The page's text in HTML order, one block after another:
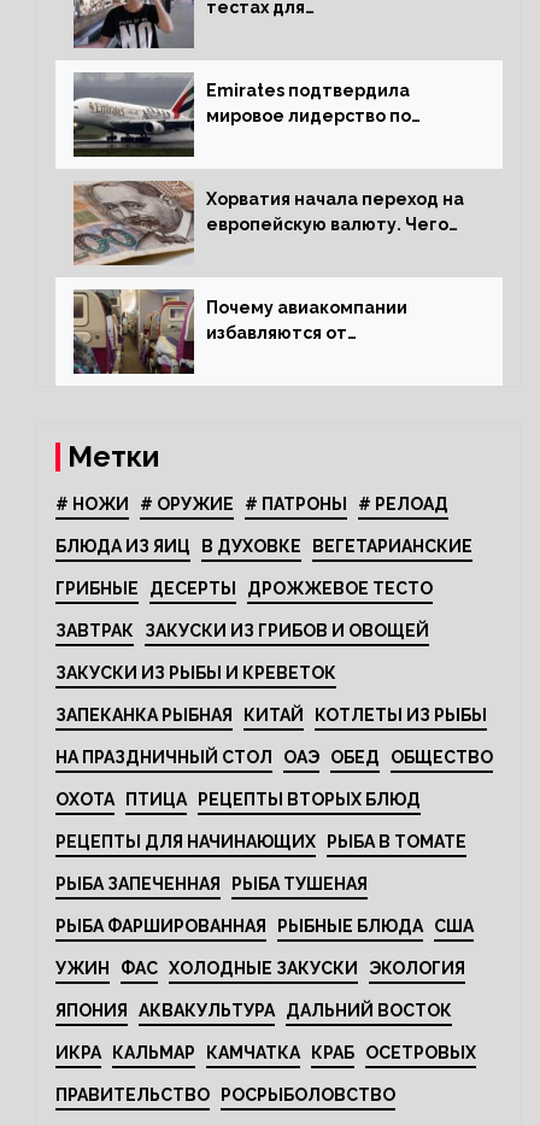
тестах для
Emirates подтвердила
мировое лидерство по
Хорватия начала переход на
европейскую валюту. Чего
Почему авиакомпании
избавляются от
Метки
# НОЖИ # ОРУЖИЕ # ПАТРОНЫ # РЕЛОАД
БЛЮДА ИЗ ЯИЦ В ДУХОВКЕ ВЕГЕТАРИАНСКИЕ
ГРИБНЫЕ ДЕСЕРТЫ ДРОЖЖЕВОЕ ТЕСТО
ЗАВТРАК ЗАКУСКИ ИЗ ГРИБОВ И ОВОЩЕЙ
ЗАКУСКИ ИЗ РЫБЫ И КРЕВЕТОК
ЗАПЕКАНКА РЫБНАЯ КИТАЙ КОТЛЕТЫ ИЗ РЫБЫ
НА ПРАЗДНИЧНЫЙ СТОЛ ОАЭ ОБЕД ОБЩЕСТВО
ОХОТА ПТИЦА РЕЦЕПТЫ ВТОРЫХ БЛЮД
РЕЦЕПТЫ ДЛЯ НАЧИНАЮЩИХ РЫБА В ТОМАТЕ
РЫБА ЗАПЕЧЕННАЯ РЫБА ТУШЕНАЯ
РЫБА ФАРШИРОВАННАЯ РЫБНЫЕ БЛЮДА США
УЖИН ФАС ХОЛОДНЫЕ ЗАКУСКИ ЭКОЛОГИЯ
ЯПОНИЯ АКВАКУЛЬТУРА ДАЛЬНИЙ ВОСТОК
ИКРА КАЛЬМАР КАМЧАТКА КРАБ ОСЕТРОВЫХ
ПРАВИТЕЛЬСТВО РОСРЫБОЛОВСТВО